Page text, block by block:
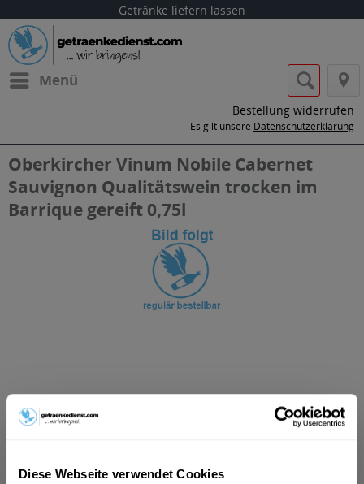
Diese Webseite verwendet Cookies
Getränke liefern lassen
Menü
Bestellung widerrufen
Es gilt unsere Datenschutzerklärung
Oberkircher Vinum Nobile Cabernet
Sauvignon Qualitätswein trocken im
Barrique gereift 0,75l
ab 13,49 € *
Vorrätig